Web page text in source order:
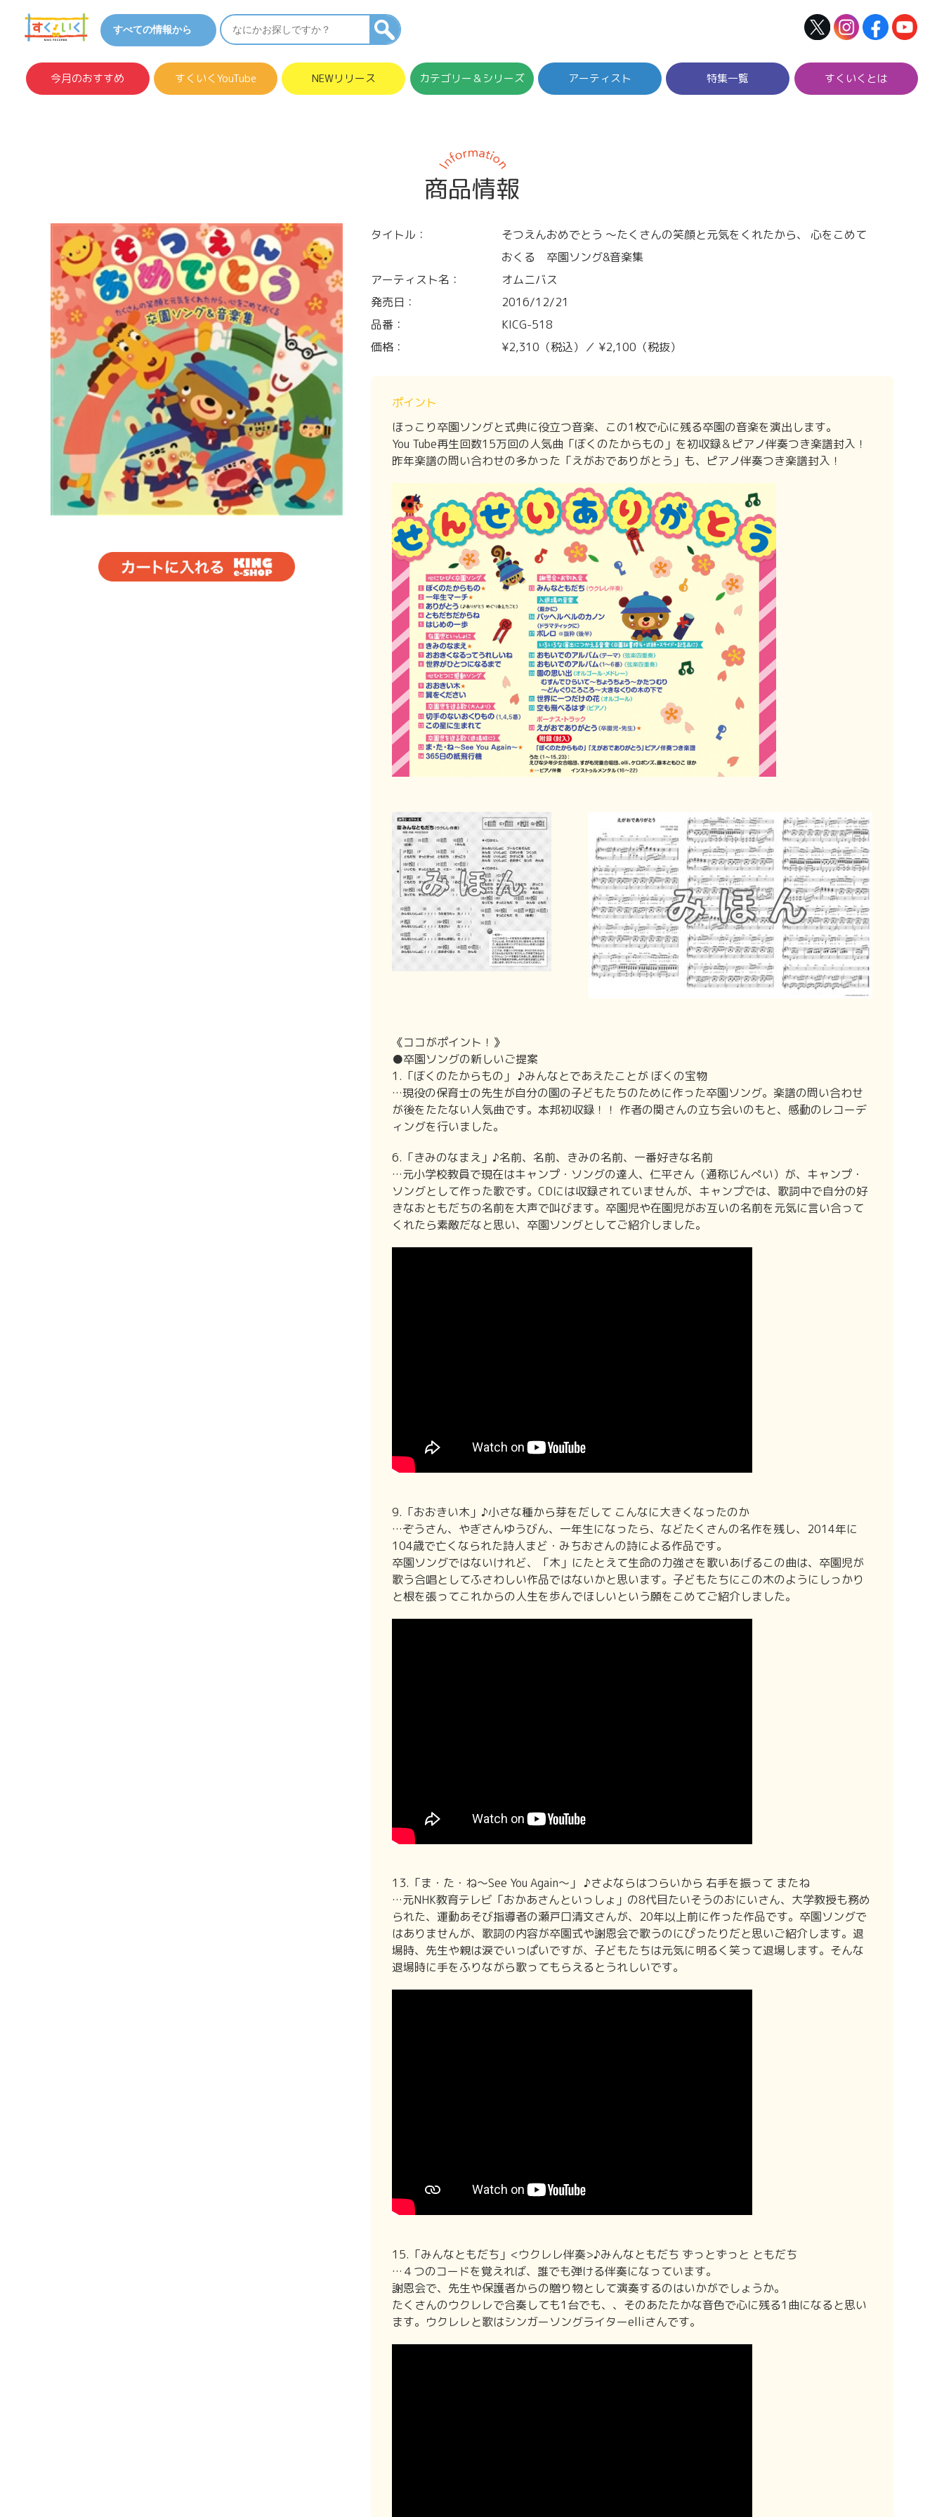
今月のおすすめ すくいくYouTube NEWリリース カテゴリー＆シリーズ アーティスト 特集一覧 すくいくとは
商品情報
タイトル：
そつえんおめでとう ～たくさんの笑顔と元気をくれたから、 心をこめて
おくる 卒園ソング&音楽集
アーティスト名：
オムニバス
発売日：
2016/12/21
品番：
KICG-518
価格：
¥2,310（税込）／ ¥2,100（税抜）
ポイント
ほっこり卒園ソングと式典に役立つ音楽、この1枚で心に残る卒園の音楽を演出します。
You Tube再生回数15万回の人気曲「ぼくのたからもの」を初収録＆ピアノ伴奏つき楽譜封入！
昨年楽譜の問い合わせの多かった「えがおでありがとう」も、ピアノ伴奏つき楽譜封入！
《ココがポイント！》
●卒園ソングの新しいご提案
1.「ぼくのたからもの」 ♪みんなとであえたことが ぼくの宝物
…現役の保育士の先生が自分の園の子どもたちのために作った卒園ソング。楽譜の問い合わせ
が後をたたない人気曲です。本邦初収録！！ 作者の関さんの立ち会いのもと、感動のレコーデ
ィングを行いました。
6.「きみのなまえ」♪名前、名前、きみの名前、一番好きな名前
…元小学校教員で現在はキャンプ・ソングの達人、仁平さん（通称じんぺい）が、キャンプ・
ソングとして作った歌です。CDには収録されていませんが、キャンプでは、歌詞中で自分の好
きなおともだちの名前を大声で叫びます。卒園児や在園児がお互いの名前を元気に言い合って
くれたら素敵だなと思い、卒園ソングとしてご紹介しました。
9.「おおきい木」♪小さな種から芽をだして こんなに大きくなったのか
…ぞうさん、やぎさんゆうびん、一年生になったら、などたくさんの名作を残し、2014年に
104歳で亡くなられた詩人まど・みちおさんの詩による作品です。
卒園ソングではないけれど、「木」にたとえて生命の力強さを歌いあげるこの曲は、卒園児が
歌う合唱としてふさわしい作品ではないかと思います。子どもたちにこの木のようにしっかり
と根を張ってこれからの人生を歩んでほしいという願をこめてご紹介しました。
13.「ま・た・ね～See You Again～」 ♪さよならはつらいから 右手を振って またね
…元NHK教育テレビ「おかあさんといっしょ」の8代目たいそうのおにいさん、大学教授も務め
られた、運動あそび指導者の瀬戸口清文さんが、20年以上前に作った作品です。卒園ソングで
はありませんが、歌詞の内容が卒園式や謝恩会で歌うのにぴったりだと思いご紹介します。退
場時、先生や親は涙でいっぱいですが、子どもたちは元気に明るく笑って退場します。そんな
退場時に手をふりながら歌ってもらえるとうれしいです。
15.「みんなともだち」<ウクレレ伴奏>♪みんなともだち ずっとずっと ともだち
…４つのコードを覚えれば、誰でも弾ける伴奏になっています。
謝恩会で、先生や保護者からの贈り物として演奏するのはいかがでしょうか。
たくさんのウクレレで合奏しても1台でも、、そのあたたかな音色で心に残る1曲になると思い
ます。ウクレレと歌はシンガーソングライターelliさんです。